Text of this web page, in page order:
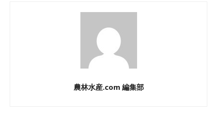
農林水産.com 編集部